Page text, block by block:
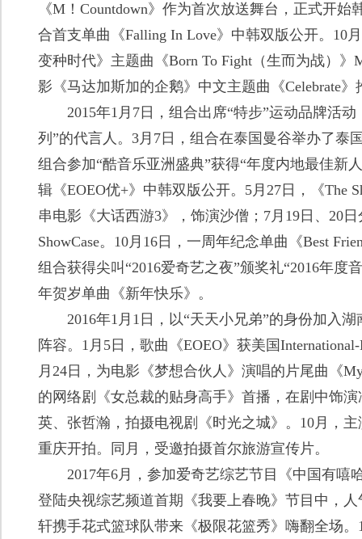
《M！Countdown》作为首次放送舞台，正式开
合首支单曲《Falling In Love》中韩双版公开。10
变种时代》主题曲《Born To Fight（生而为战）
影《马达加斯加的企鹅》中文主题曲《Celebrate》
2015年1月7日，组合出席“特步”运动品牌活动
列”的代言人。3月7日，组合在泰国曼谷举办了泰
组合参加“酷音乐亚洲盛典”获得“年度内地最佳新
辑《EOEO优+》中韩双版公开。5月27日，《The
串电影《大话西游3》，饰演沙僧；7月19日、20
ShowCase。10月16日，一周年纪念单曲《Best
组合获得尖叫“2016爱奇艺之夜”颁奖礼“2016年度
年贺岁单曲《新年快乐》。
2016年1月1日，以“天天小兄弟”的身份加入湖
阵容。1月5日，歌曲《EOEO》获美国
月24日，为电影《梦想合伙人》演唱的片尾曲《
的网络剧《女总裁的贴身高手》首播，在剧中饰
英、张哲瀚，拍摄电视剧《时光之城》。10月，
重庆开拍。同月，受邀拍摄首尔旅游宣传片。
2017年6月，参加爱奇艺综艺节目《中国有嘻
登陆央视综艺频道首期《我要上春晚》节目中，
轩携手花式篮球队带来《极限花篮秀》嗨翻全场